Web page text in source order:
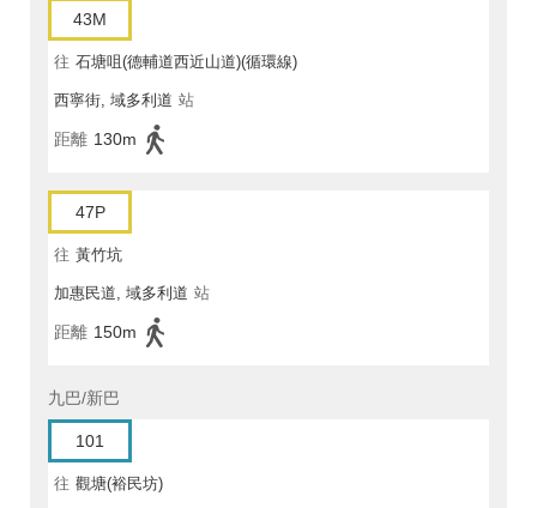
43M
往 石塘咀(德輔道西近山道)(循環線)
西寧街, 域多利道 站
距離 130m
47P
往 黃竹坑
加惠民道, 域多利道 站
距離 150m
九巴/新巴
101
往 觀塘(裕民坊)